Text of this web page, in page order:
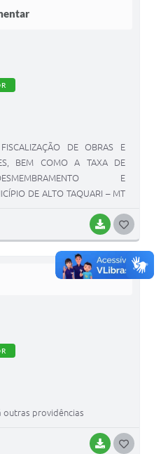
BAIXAR
S
DE OBRAS E
BEM COMO A TAXA DE
E
DE ALTO TAQUARI – MT
BAIXAR
outras providências